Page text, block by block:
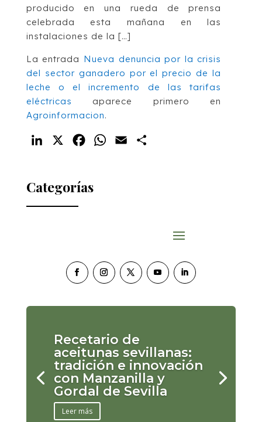
producido en una rueda de prensa
celebrada esta mañana en las
instalaciones de la […]
La entrada Nueva denuncia por la crisis
del sector ganadero por el precio de la
leche o el incremento de las tarifas
eléctricas aparece primero en
Agroinformacion.
LinkedIn FacebookWhatsApp
Email
Categorías
Recetario de
aceitunas sevillanas:
tradición e innovación
con Manzanilla y
Gordal de Sevilla
Leer más